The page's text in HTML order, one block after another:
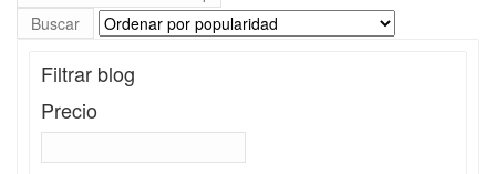
Filtrar blog
Precio